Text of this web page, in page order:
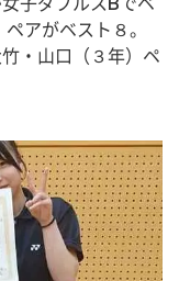
アがベスト８。
・山口（３年）ペ